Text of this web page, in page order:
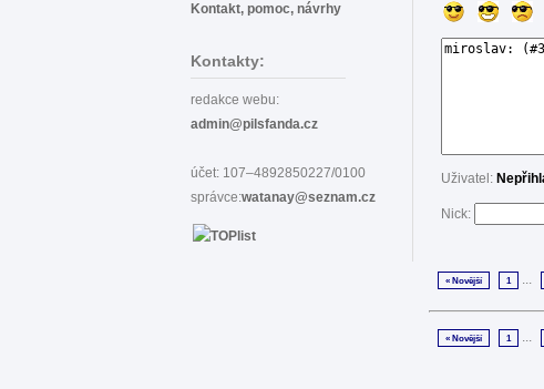
Kontakt, pomoc, návrhy
Kontakty:
redakce webu:
admin@pilsfanda.cz
účet: 107–4892850227/0100
správce:watanay@seznam.cz
Uživatel:
Nick:
« Novější 1 ...
« Novější 1 ...